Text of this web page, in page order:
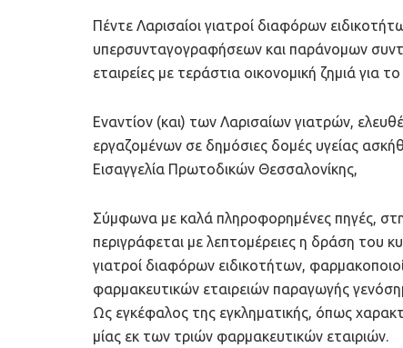
Πέντε Λαρισαίοι γιατροί διαφόρων
υπερσυνταγογραφήσεων και παράνομων
εταιρείες με τεράστια οικονομική ζημιά
Εναντίον (και) των Λαρισαίων γιατρών,
εργαζομένων σε δημόσιες δομές υγείας
Εισαγγελία Πρωτοδικών Θεσσαλονίκης,
Σύμφωνα με καλά πληροφορημένες πηγές,
περιγράφεται με λεπτομέρειες η δράση του
γιατροί διαφόρων ειδικοτήτων,
φαρμακευτικών εταιρειών παραγωγής
Ως εγκέφαλος της εγκληματικής, όπως
μίας εκ των τριών φαρμακευτικών εταιριών.